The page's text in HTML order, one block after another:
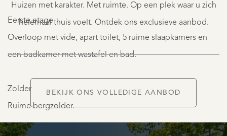
Eerste etage
Overloop met vide, apart toilet, 5 ruime slaapkamers en
een badkamer met wastafel en bad.
Zolder
Ruime bergzolder.
Huizen met karakter. Met ruimte. Op een plek waar u zich
helemaal thuis voelt. Ontdek ons exclusieve aanbod.
1.775.000
BEKIJK ONS VOLLEDIGE AANBOD
AANBOD